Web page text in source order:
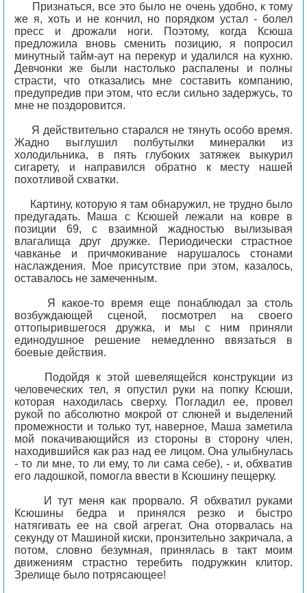
Признаться, все это было не очень удобно, к тому
же я, хоть и не кончил, но порядком устал - болел
пресс и дрожали ноги. Поэтому, когда Ксюша
предложила вновь сменить позицию, я попросил
минутный тайм-аут на перекур и удалился на кухню.
Девчонки же были настолько распалены и полны
страсти, что отказались мне составить компанию,
предупредив при этом, что если сильно задержусь, то
мне не поздоровится.
Я действительно старался не тянуть особо время.
Жадно выглушил полбутылки минералки из
холодильника, в пять глубоких затяжек выкурил
сигарету, и направился обратно к месту нашей
похотливой схватки.
Картину, которую я там обнаружил, не трудно было
предугадать. Маша с Ксюшей лежали на ковре в
позиции 69, с взаимной жадностью вылизывая
влагалища друг дружке. Периодически страстное
чавканье и причмокивание нарушалось стонами
наслаждения. Мое присутствие при этом, казалось,
оставалось не замеченным.
Я какое-то время еще понаблюдал за столь
возбуждающей сценой, посмотрел на своего
оттопырившегося дружка, и мы с ним приняли
единодушное решение немедленно ввязаться в
боевые действия.
Подойдя к этой шевелящейся конструкции из
человеческих тел, я опустил руки на попку Ксюши,
которая находилась сверху. Погладил ее, провел
рукой по абсолютно мокрой от слюней и выделений
промежности и только тут, наверное, Маша заметила
мой покачивающийся из стороны в сторону член,
находившийся как раз над ее лицом. Она улыбнулась
- то ли мне, то ли ему, то ли сама себе), - и, обхватив
его ладошкой, помогла ввести в Ксюшину пещерку.
И тут меня как прорвало. Я обхватил руками
Ксюшины бедра и принялся резко и быстро
натягивать ее на свой агрегат. Она оторвалась на
секунду от Машиной киски, пронзительно закричала, а
потом, словно безумная, принялась в такт моим
движениям страстно теребить подружкин клитор.
Зрелище было потрясающее!